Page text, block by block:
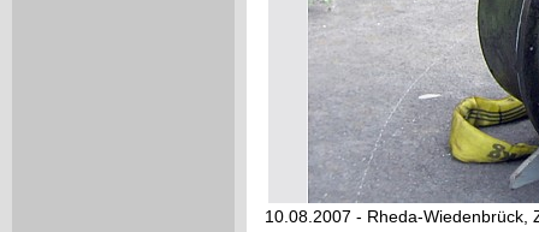
10.08.2007 - Rheda-Wiedenbrück,